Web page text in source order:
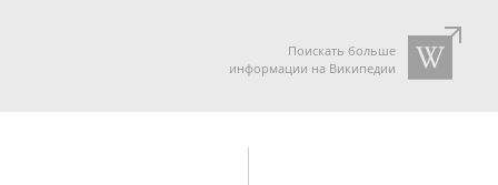
Поискать больше
информации на Википедии